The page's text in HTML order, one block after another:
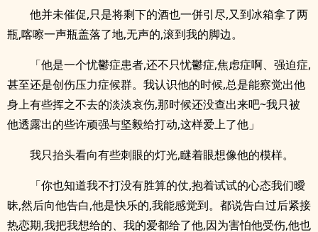
他并未催促,只是将剩下的酒也一併引尽,又到冰箱拿了两
瓶,喀嚓一声瓶盖落了地,无声的,滚到我的脚边。
「他是一个忧鬱症患者,还不只忧鬱症,焦虑症啊、强迫症,
甚至还是创伤压力症候群。我认识他的时候,总是能察觉出他
身上有些挥之不去的淡淡哀伤,那时候还没查出来吧~我只被
他透露出的些许顽强与坚毅给打动,这样爱上了他」
我只抬头看向有些刺眼的灯光,瞇着眼想像他的模样。
「你也知道我不打没有胜算的仗,抱着试试的心态我们曖
昧,然后向他告白,他是快乐的,我能感觉到。都说告白过后紧接
热恋期,我把我想给的、我的爱都给了他,因为害怕他受伤,他也